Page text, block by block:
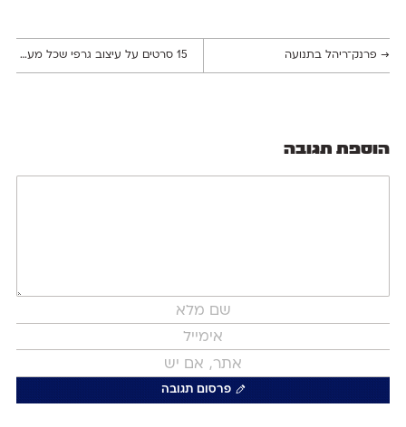
→פרנק־ריהל בתנועה 15 סרטים על עיצוב גרפי שכל מעצב.ת צריך.ה לראות
הוספת תגובה
פרסום תגובה